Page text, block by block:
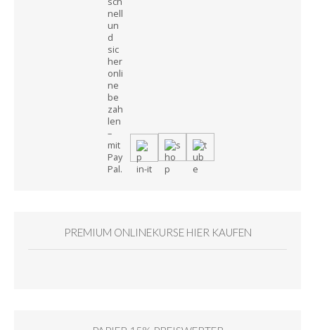
PREMIUM ONLINEKURSE HIER KAUFEN